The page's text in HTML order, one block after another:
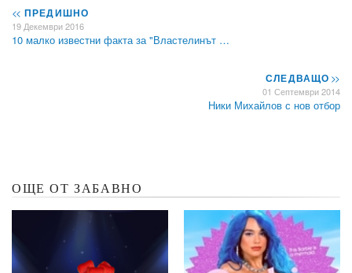
<< ПРЕДИШНО
19 Декември 2016
10 малко известни факта за "Властелинът …
СЛЕДВАЩО>>
01 Септември 2014
Ники Михайлов с нов отбор
ОЩЕ ОТ ЗАБАВНО